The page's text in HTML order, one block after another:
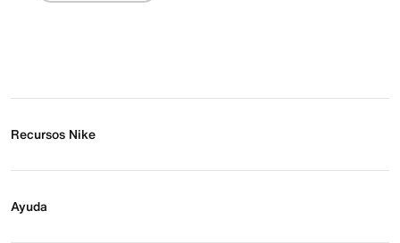
Recursos Nike
Regístrate para recibir correos
Ayuda